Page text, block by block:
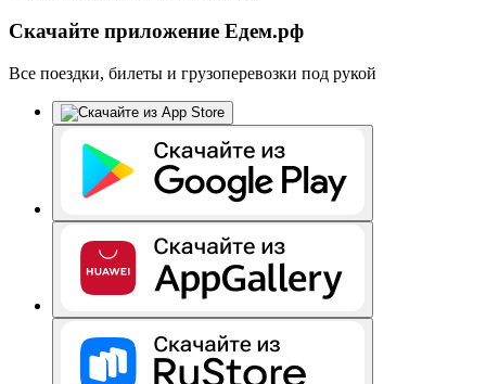
Скачайте приложение Едем.рф
Все поездки, билеты и грузоперевозки под рукой